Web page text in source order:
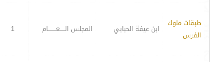
طبقات ملوك
الفرس
ابن عيفة الحبابي المجلس الـــــعــــــــام 1